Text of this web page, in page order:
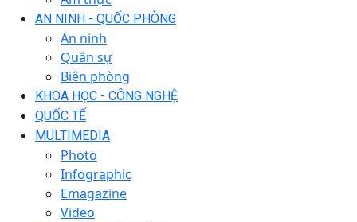
AN NINH - QUỐC PHÒNG
An ninh
Quân sự
Biên phòng
KHOA HỌC - CÔNG NGHỆ
QUỐC TẾ
MULTIMEDIA
Photo
Infographic
Emagazine
Video